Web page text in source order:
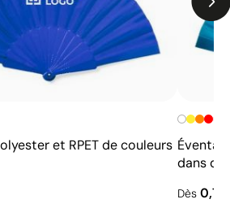
et RPET de couleurs
dans de
Dès 0,71